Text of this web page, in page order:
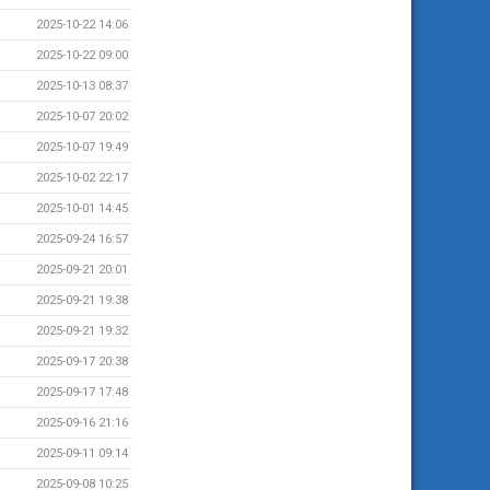
2025-10-22 14:06
2025-10-22 09:00
2025-10-13 08:37
2025-10-07 20:02
2025-10-07 19:49
2025-10-02 22:17
2025-10-01 14:45
2025-09-24 16:57
2025-09-21 20:01
2025-09-21 19:38
2025-09-21 19:32
2025-09-17 20:38
2025-09-17 17:48
2025-09-16 21:16
2025-09-11 09:14
2025-09-08 10:25